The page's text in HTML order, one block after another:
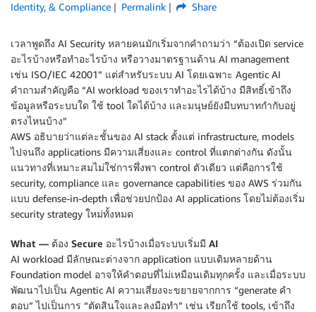
Identity, & Compliance
Permalink Share
เวลาพูดถึง AI Security หลายคนมักเริ่มจากคำถามว่า “ต้องเปิด service
อะไรบ้างหรือทำอะไรบ้าง หรือวางมาตรฐานด้าน AI management
เช่น ISO/IEC 42001” แต่สำหรับระบบ AI โดยเฉพาะ Agentic AI
คำถามสำคัญคือ “AI workload ของเราทำอะไรได้บ้าง มีสิทธิ์เข้าถึง
ข้อมูลหรือระบบใด ใช้ tool ใดได้บ้าง และมนุษย์ยังมีบทบาทกำกับอยู่
ตรงไหนบ้าง”
AWS อธิบายว่าแต่ละชั้นของ AI stack ตั้งแต่ infrastructure, models
ไปจนถึง applications มีความเสี่ยงและ control ที่แตกต่างกัน ดังนั้น
แนวทางที่เหมาะสมไม่ใช่การพึ่งพา control ตัวเดียว แต่คือการใช้
security, compliance และ governance capabilities ของ AWS ร่วมกัน
แบบ defense-in-depth เพื่อช่วยปกป้อง AI applications โดยไม่ต้องเริ่ม
security strategy ใหม่ทั้งหมด
What — ต้อง Secure อะไรบ้างเมื่อระบบเริ่มมี AI
AI workload มีลักษณะต่างจาก application แบบเดิมหลายด้าน
Foundation model อาจให้คำตอบที่ไม่เหมือนเดิมทุกครั้ง และเมื่อระบบ
พัฒนาไปเป็น Agentic AI ความเสี่ยงจะขยายจากการ “generate คำ
ตอบ” ไปเป็นการ “ตัดสินใจและลงมือทำ” เช่น เรียกใช้ tools, เข้าถึง